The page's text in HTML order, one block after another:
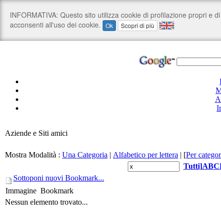
Aziende e Siti amici
Mostra Modalità : Una Categoria | Alfabetico per lettera | [Per
Tutti]ABC
Sottoponi nuovi Bookmark...
Immagine Bookmark
Nessun elemento trovato...